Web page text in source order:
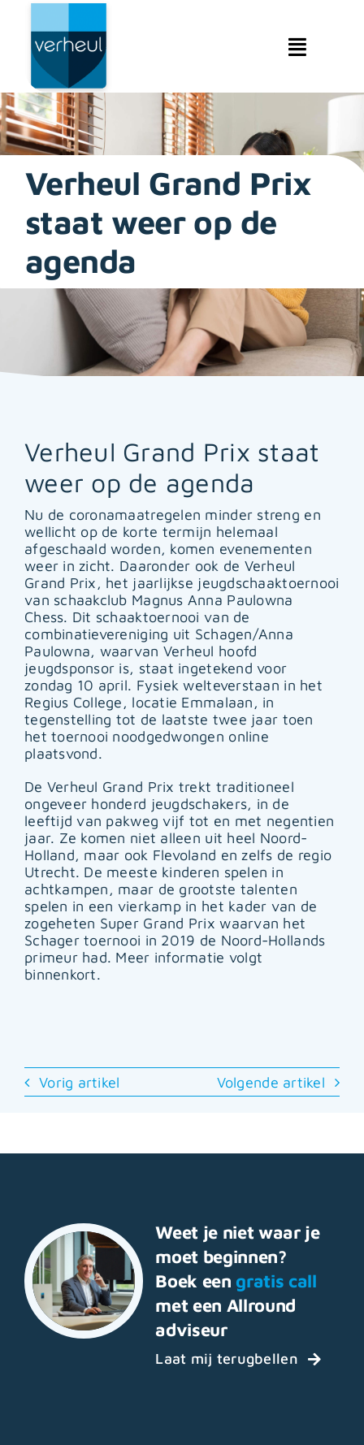
inhoud
Toggle
Makelaardij
Hypotheken
Verzekeringen
Service & contact
Over ons & beleid
Verheul Grand Prix
staat weer op de
agenda
Verheul Grand Prix staat
weer op de agenda
Nu de coronamaatregelen minder streng en
wellicht op de korte termijn helemaal
afgeschaald worden, komen evenementen
weer in zicht. Daaronder ook de Verheul
Grand Prix, het jaarlijkse jeugdschaaktoernooi
van schaakclub Magnus Anna Paulowna
Chess. Dit schaaktoernooi van de
combinatievereniging uit Schagen/Anna
Paulowna, waarvan Verheul hoofd
jeugdsponsor is, staat ingetekend voor
zondag 10 april. Fysiek welteverstaan in het
Regius College, locatie Emmalaan, in
tegenstelling tot de laatste twee jaar toen
het toernooi noodgedwongen online
plaatsvond.
De Verheul Grand Prix trekt traditioneel
ongeveer honderd jeugdschakers, in de
leeftijd van pakweg vijf tot en met negentien
jaar. Ze komen niet alleen uit heel Noord-
Holland, maar ook Flevoland en zelfs de regio
Utrecht. De meeste kinderen spelen in
achtkampen, maar de grootste talenten
spelen in een vierkamp in het kader van de
zogeheten Super Grand Prix waarvan het
Schager toernooi in 2019 de Noord-Hollands
primeur had. Meer informatie volgt
binnenkort.
Vorig artikel Volgende artikel
Weet je niet waar je
moet beginnen?
Boek een gratis call
met een Allround
adviseur
Laat mij terugbellen